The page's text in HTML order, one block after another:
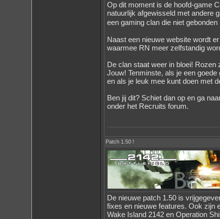
Op dit moment is de hoofd-game
natuurlijk afgewisseld met andere
een gaming clan die niet
Naast een nieuwe website wordt
waarmee RN meer zelfstandig
De clan staat weer in bloei!
Jouw! Tenminste, als je een
en als je leuk mee kunt doen met
Ben jij dit? Schiet dan op en ga
onder het Recruits forum.
Patch 1.50 !
De nieuwe patch 1.50 is
fixes en nieuwe features. Ook zijn
Wake Island 2142 en Operation